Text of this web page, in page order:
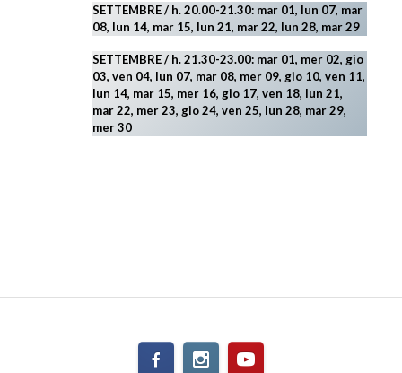
SETTEMBRE / h. 20.00-21.30: mar 01, lun 07, mar
08, lun 14, mar 15, lun 21, mar 22, lun 28, mar 29
SETTEMBRE / h. 21.30-23.00: mar 01, mer 02, gio
03, ven 04, lun 07, mar 08, mer 09, gio 10, ven 11,
lun 14, mar 15, mer 16, gio 17, ven 18, lun 21,
mar 22, mer 23, gio 24, ven 25, lun 28, mar 29,
mer 30